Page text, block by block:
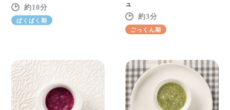
10
ぱくぱく期
ュ
3
ごっくん期